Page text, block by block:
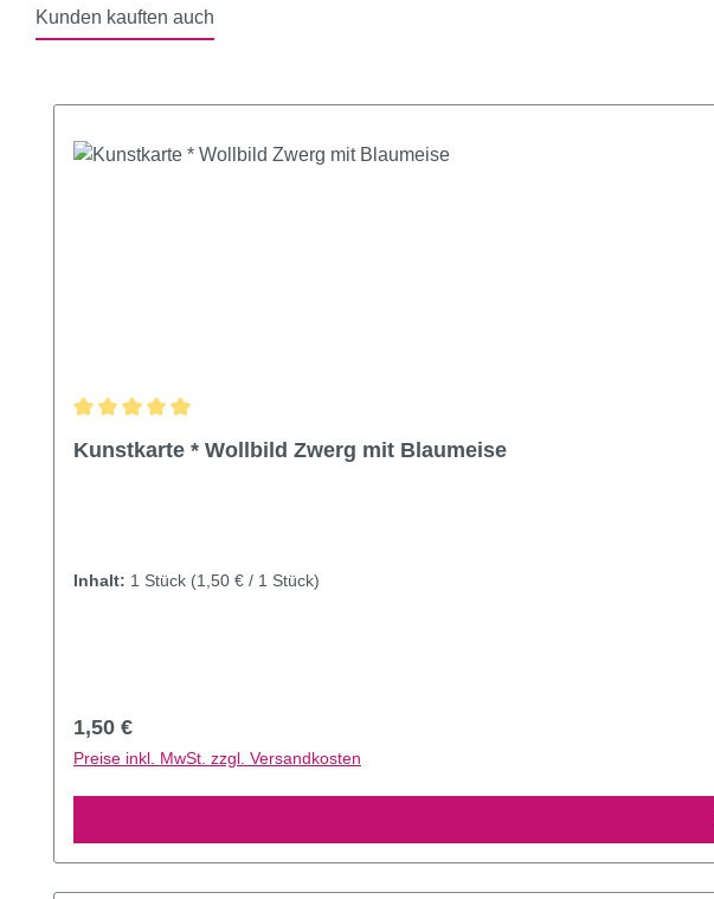
Kunden kauften auch
Durchschnittliche Bewertung von 5 von 5 Sternen
Kunstkarte * Wollbild Zwerg mit Blaumeise
Inhalt: 1 Stück (1,50 € / 1 Stück)
Regulärer Preis:
1,50 €
Preise inkl. MwSt. zzgl. Versandkosten